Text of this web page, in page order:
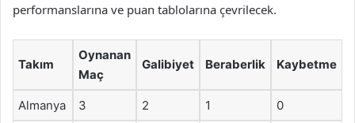
performanslarına ve puan tablolarına çevrilecek.
Takım
Oynanan
Maç
Galibiyet Beraberlik Kaybetme
Almanya 3 2 1 0